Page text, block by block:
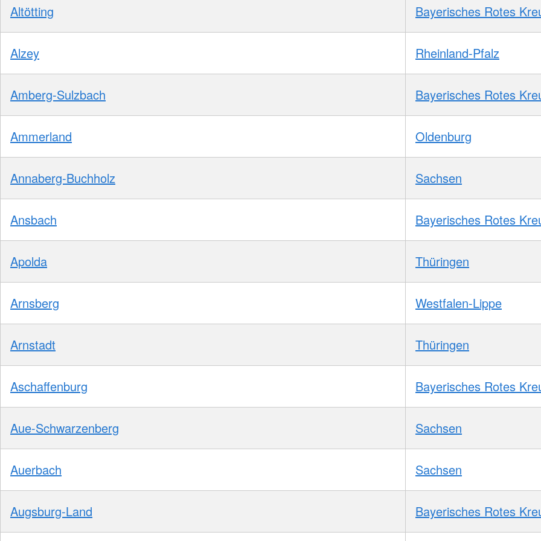
Altötting Bayerisches Rotes
Alzey Rheinland-Pfalz
Amberg-Sulzbach Bayerisches Rotes
Ammerland Oldenburg
Annaberg-Buchholz Sachsen
Ansbach Bayerisches Rotes
Apolda Thüringen
Arnsberg Westfalen-Lippe
Arnstadt Thüringen
Aschaffenburg Bayerisches Rotes
Aue-Schwarzenberg Sachsen
Auerbach Sachsen
Augsburg-Land Bayerisches Rotes